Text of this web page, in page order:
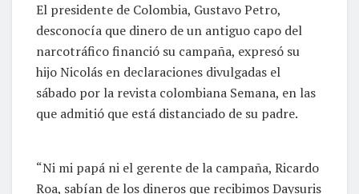
El presidente de Colombia, Gustavo Petro,
desconocía que dinero de un antiguo capo del
narcotráfico financió su campaña, expresó su
hijo Nicolás en declaraciones divulgadas el
sábado por la revista colombiana Semana, en las
que admitió que está distanciado de su padre.
“Ni mi papá ni el gerente de la campaña, Ricardo
Roa, sabían de los dineros que recibimos Daysuris